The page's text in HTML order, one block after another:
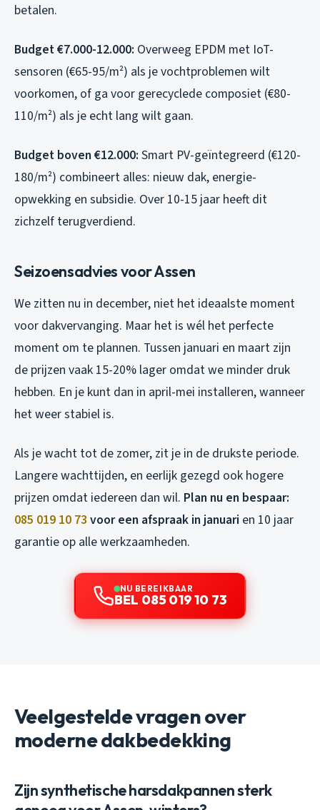
betalen.
Budget €7.000-12.000: Overweeg EPDM met IoT-
sensoren (€65-95/m²) als je vochtproblemen wilt
voorkomen, of ga voor gerecyclede composiet (€80-
110/m²) als je echt lang wilt gaan.
Budget boven €12.000: Smart PV-geïntegreerd (€120-
180/m²) combineert alles: nieuw dak, energie-
opwekking en subsidie. Over 10-15 jaar heeft dit
zichzelf terugverdiend.
Seizoensadvies voor Assen
We zitten nu in december, niet het ideaalste moment
voor dakvervanging. Maar het is wél het perfecte
moment om te plannen. Tussen januari en maart zijn
de prijzen vaak 15-20% lager omdat we minder druk
hebben. En je kunt dan in april-mei installeren, wanneer
het weer stabiel is.
Als je wacht tot de zomer, zit je in de drukste periode.
Langere wachttijden, en eerlijk gezegd ook hogere
prijzen omdat iedereen dan wil. Plan nu en bespaar:
085 019 10 73 voor een afspraak in januari en 10 jaar
garantie op alle werkzaamheden.
NU BEREIKBAAR
BEL 085 019 10 73
Veelgestelde vragen over
moderne dakbedekking
Zijn synthetische harsdakpannen sterk